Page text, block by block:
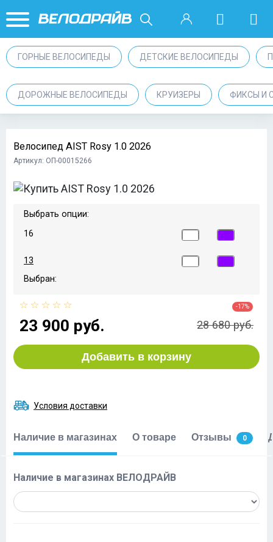
ГОРНЫЕ ВЕЛОСИПЕДЫ ДЕТСКИЕ ВЕЛОСИПЕДЫ
ДОРОЖНЫЕ ВЕЛОСИПЕДЫ КРУИЗЕРЫ ФИКСЫ И
Велосипед AIST Rosy 1.0 2026
Артикул: ОП-00015266
Выбрать опции:
16
13
Выбран:
23 900 руб.
-17%
28 680 руб.
Добавить в корзину
Условия доставки
Наличие в магазинах О товаре Отзывы 0
Наличие в магазинах ВЕЛОДРАЙВ